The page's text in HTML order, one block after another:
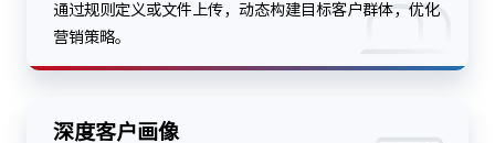
通过规则定义或文件上传，动态构建目标客户群体，优化
营销策略。
深度客户画像